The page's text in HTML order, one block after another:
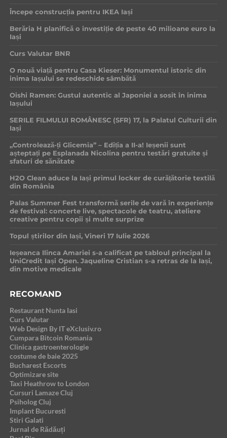
Începe construcția pentru IKEA Iași
Berăria H planifică o investiție de peste 40 milioane euro la
Iași
Curs Valutar BNR
O nouă viață pentru Casa Kieser: Monumentul istoric din
inima Iașului se redeschide sâmbătă
Oishi Ramen: Gustul autentic al Japoniei a sosit în inima
Iașului
SERILE FILMULUI ROMÂNESC (SFR) 17, la Palatul Culturii din
Iași
„Controlează-ți Glicemia” – Ediția a II-a! Ieșenii sunt
așteptați pe Esplanada Nicolina pentru testări gratuite și
sfaturi de sănătate
H2O Clean aduce la Iași primul locker de curățătorie textilă
din România
Palas Summer Fest transformă serile de vară în experiențe
de festival: concerte live, spectacole de teatru, ateliere
creative pentru copii și multe surprize
Topul știrilor din Iași, Vineri 17 Iulie 2026
Ieșeanca Ilinca Amariei s-a calificat pe tabloul principal la
UniCredit Iași Open. Jaqueline Cristian s-a retras de la Iași,
din motive medicale
RECOMAND
Restaurant Nunta Iasi
Curs Valutar
Web Design By IT eXclusiv.ro
Cumpara Bitcoin Romania
Clinica gastroenterologie
costume de baie 2025
Bucharest Escorts
Optimizare site
Taxi Heathrow to London
Cursuri Lamaze Cluj
Psiholog Cluj
Implant Bucuresti
Stiri Galati
Jurnal de Rădăuți